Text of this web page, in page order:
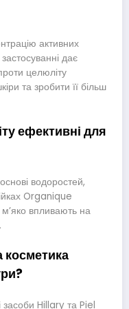
активних
дає
целюліту
та зробити її більш
ефективні для
водоростей,
Organique
впливають на
косметика
засоби Hillary та Piel